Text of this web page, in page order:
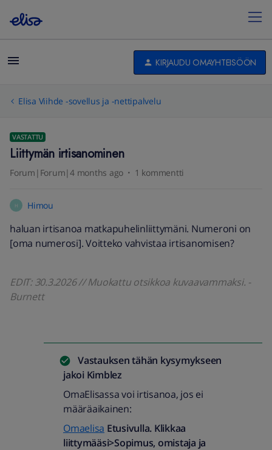
KIRJAUDU OMAYHTEISÖÖN
Elisa Viihde -sovellus ja -nettipalvelu
VASTATTU
Liittymän irtisanominen
Forum|Forum|4 months ago 1 kommentti
H Himou
haluan irtisanoa matkapuhelinliittymäni. Numeroni on
[oma numerosi]. Voitteko vahvistaa irtisanomisen?
EDIT: 30.3.2026 // Muokattu otsikkoa kuvaavammaksi. -
Burnett
Vastauksen tähän kysymykseen
jakoi Kimblez
OmaElisassa voi irtisanoa, jos ei
määräaikainen:
Omaelisa Etusivulla. Klikkaa
liittymääsi>Sopimus, omistaja ja